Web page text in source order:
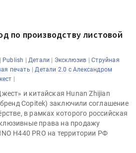
по производству листовой
| Publish | Детали | Эксклюзив |Струйная
печать | Детали 2.0 с Александром
|
и китайская Hunan Zhijian
Copitek) заключили соглашение
в рамках которого российская
права на продажу
H440 PRO на территории РФ